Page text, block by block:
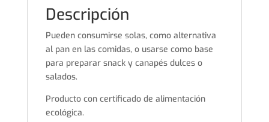
Descripción
Pueden consumirse solas, como alternativa
al pan en las comidas, o usarse como base
para preparar snack y canapés dulces o
salados.
Producto con certificado de alimentación
ecológica.